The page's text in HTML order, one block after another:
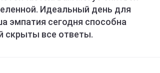
Идеальный день для
эмпатия сегодня способна
скрыты все ответы.